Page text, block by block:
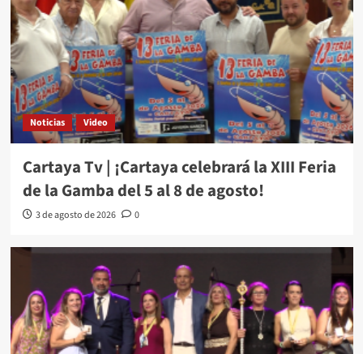
Noticias Video
Cartaya Tv | ¡Cartaya celebrará la XIII Feria
de la Gamba del 5 al 8 de agosto!
3 de agosto de 2026 0